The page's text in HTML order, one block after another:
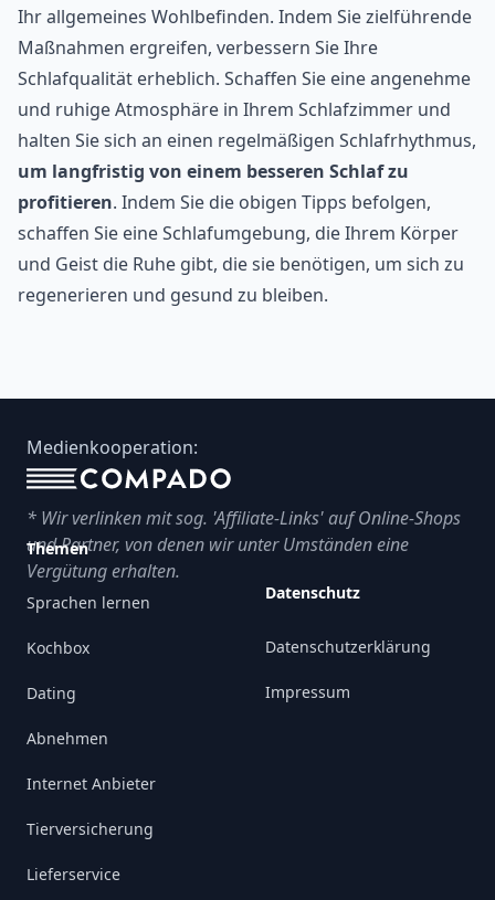
Ihr allgemeines Wohlbefinden. Indem Sie zielführende
Maßnahmen ergreifen, verbessern Sie Ihre
Schlafqualität erheblich. Schaffen Sie eine angenehme
und ruhige Atmosphäre in Ihrem Schlafzimmer und
halten Sie sich an einen regelmäßigen Schlafrhythmus,
um langfristig von einem besseren Schlaf zu
profitieren. Indem Sie die obigen Tipps befolgen,
schaffen Sie eine Schlafumgebung, die Ihrem Körper
und Geist die Ruhe gibt, die sie benötigen, um sich zu
regenerieren und gesund zu bleiben.
Medienkooperation:
* Wir verlinken mit sog. 'Affiliate-Links' auf Online-Shops
und Partner, von denen wir unter Umständen eine
Vergütung erhalten.
Themen
Sprachen lernen
Kochbox
Dating
Abnehmen
Internet Anbieter
Tierversicherung
Lieferservice
Datenschutz
Datenschutzerklärung
Impressum